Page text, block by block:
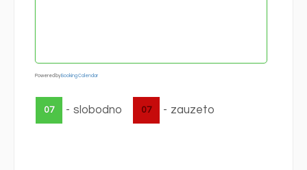
Powered byBooking Calendar
07 - slobodno 07 - zauzeto